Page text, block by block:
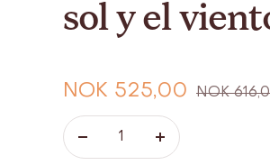
sol y el
Oferta
NOK 525,00
Precio
NOK
Aumentar